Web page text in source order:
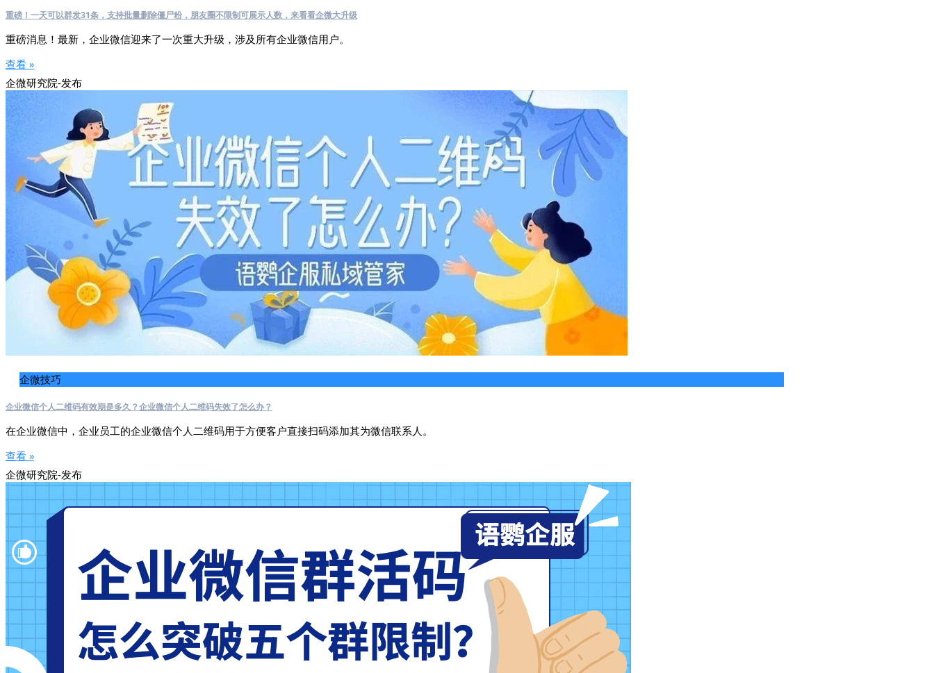
重磅！一天可以群发31条，支持批量删除僵尸粉，朋友圈不限制可展示人数，来看看企微大升级
重磅消息！最新，企业微信迎来了一次重大升级，涉及所有企业微信用户。
查看 »
企微研究院-发布
企微技巧
企业微信个人二维码有效期是多久？企业微信个人二维码失效了怎么办？
在企业微信中，企业员工的企业微信个人二维码用于方便客户直接扫码添加其为微信联系人。
查看 »
企微研究院-发布